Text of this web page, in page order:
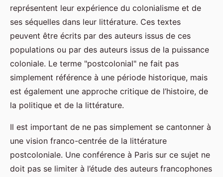
représentent leur expérience du colonialisme et de
ses séquelles dans leur littérature. Ces textes
peuvent être écrits par des auteurs issus de ces
populations ou par des auteurs issus de la puissance
coloniale. Le terme "postcolonial" ne fait pas
simplement référence à une période historique, mais
est également une approche critique de l’histoire, de
la politique et de la littérature.
Il est important de ne pas simplement se cantonner à
une vision franco-centrée de la littérature
postcoloniale. Une conférence à Paris sur ce sujet ne
doit pas se limiter à l’étude des auteurs francophones